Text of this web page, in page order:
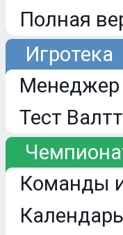
Полная
Игротека
Тест
Команды